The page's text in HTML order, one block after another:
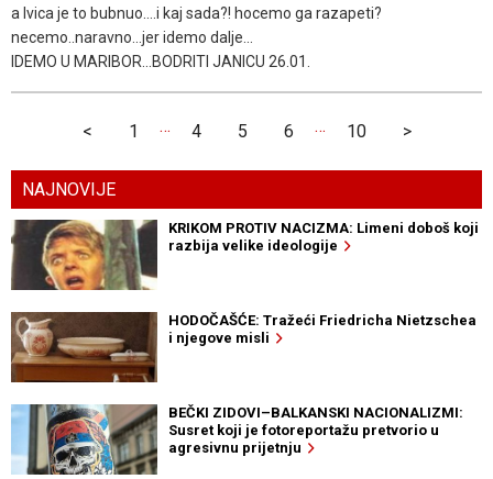
a Ivica je to bubnuo....i kaj sada?! hocemo ga razapeti?
necemo..naravno...jer idemo dalje...
IDEMO U MARIBOR...BODRITI JANICU 26.01.
< 1 … 4 5 6 … 10 >
NAJNOVIJE
KRIKOM PROTIV NACIZMA: Limeni doboš koji
razbija velike ideologije
HODOČAŠĆE: Tražeći Friedricha Nietzschea
i njegove misli
BEČKI ZIDOVI–BALKANSKI NACIONALIZMI:
Susret koji je fotoreportažu pretvorio u
agresivnu prijetnju